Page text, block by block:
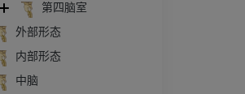
第四脑室
外部形态
内部形态
中脑
踝关节和足部计算机断层
扫描
计算机体层摄影
优质会员